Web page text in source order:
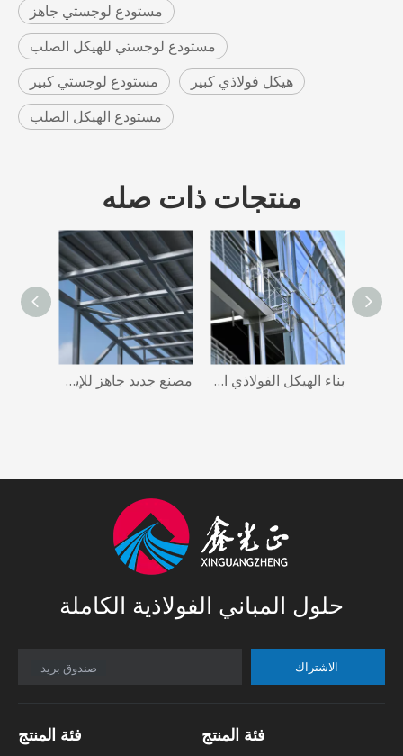
مستودع لوجستي جاهز
مستودع لوجستي للهيكل الصلب
مستودع لوجستي كبير
هيكل فولاذي كبير
مستودع الهيكل الصلب
منتجات ذات صله
مصنع جديد جاهز للإيجار ورشة عمل الهيكل الصلب مبنى مستودع بناء الهيكل الفولاذي المجلفن، حظائر الصلب التجارية، مصنع الصلب الجاهز
حلول المباني الفولاذية الكاملة
صندوق بريد
فئة المنتج فئة المنتج